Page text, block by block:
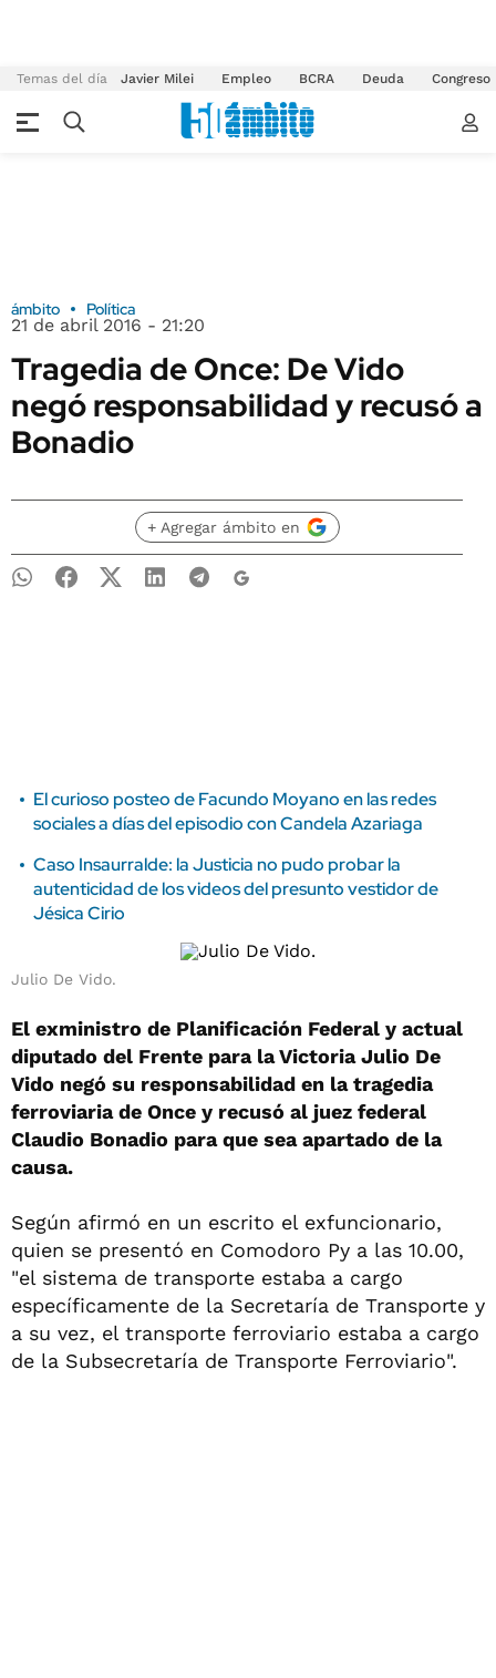
Temas del día Javier Milei Empleo BCRA Deuda Congreso
ámbito Política
21 de abril 2016 - 21:20
Tragedia de Once: De Vido
negó responsabilidad y recusó a
Bonadio
+ Agregar ámbito en
El curioso posteo de Facundo Moyano en las redes
sociales a días del episodio con Candela Azariaga
Caso Insaurralde: la Justicia no pudo probar la
autenticidad de los videos del presunto vestidor de
Jésica Cirio
Julio De Vido.
El exministro de Planificación Federal y actual
diputado del Frente para la Victoria Julio De
Vido negó su responsabilidad en la tragedia
ferroviaria de Once y recusó al juez federal
Claudio Bonadio para que sea apartado de la
causa.
Según afirmó en un escrito el exfuncionario,
quien se presentó en Comodoro Py a las 10.00,
"el sistema de transporte estaba a cargo
específicamente de la Secretaría de Transporte y
a su vez, el transporte ferroviario estaba a cargo
de la Subsecretaría de Transporte Ferroviario".